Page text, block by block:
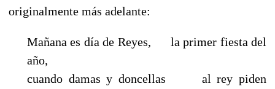
originalmente más adelante:
Mañana es día de Reyes, la primer fiesta del
año,
cuando damas y doncellas
al rey piden